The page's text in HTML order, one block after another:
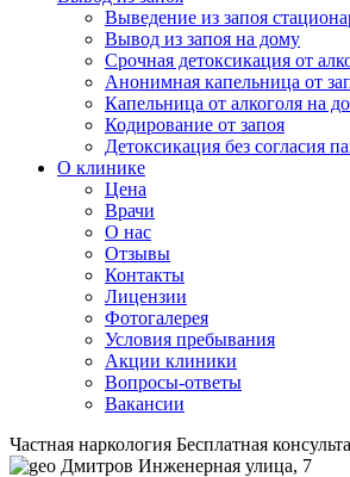
Выведение из запоя
Вывод из запоя на дому
Срочная детоксикация от
Анонимная капельница от
Капельница от алкоголя на
Кодирование от запоя
Детоксикация без согласия
О клинике
Цена
Врачи
О нас
Отзывы
Контакты
Лицензии
Фотогалерея
Условия пребывания
Акции клиники
Вопросы-ответы
Вакансии
Частная наркология Бесплатная
Дмитров Инженерная улица, 7